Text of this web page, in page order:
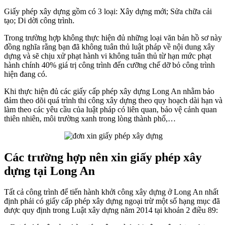
Giấy phép xây dựng gồm có 3 loại: Xây dựng mới; Sửa chữa cải
tạo; Di dời công trình.
Trong trường hợp không thực hiện đủ những loại văn bản hồ sơ này
đồng nghĩa rằng bạn đã không tuân thủ luật pháp về nội dung xây
dựng và sẽ chịu xử phạt hành vi không tuân thủ từ hạn mức phạt
hành chính 40% giá trị công trình đến cưỡng chế dỡ bỏ công trình
hiện đang có.
Khi thực hiện đủ các giấy cấp phép xây dựng Long An nhằm bảo
đảm theo dõi quá trình thi công xây dựng theo quy hoạch dài hạn và
làm theo các yêu cầu của luật pháp có liên quan, bảo vệ cảnh quan
thiên nhiên, môi trường xanh trong lòng thành phố,…
Các trường hợp nên xin giấy phép xây
dựng tại Long An
Tất cả công trình để tiến hành khởi công xây dựng ở Long An nhất
định phải có giấy cấp phép xây dựng ngoại trừ một số hạng mục đã
được quy định trong Luật xây dựng năm 2014 tại khoản 2 điều 89: